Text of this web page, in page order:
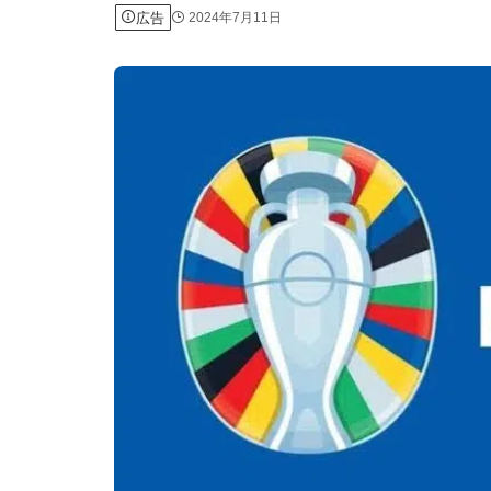
広告 2024年7月11日